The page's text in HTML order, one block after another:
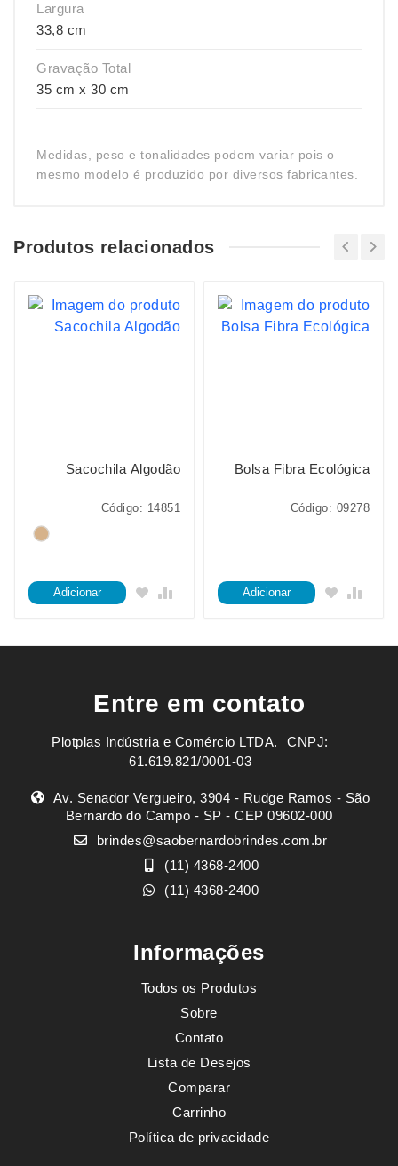
Largura
33,8 cm
Gravação Total
35 cm x 30 cm
Medidas, peso e tonalidades podem variar pois o
mesmo modelo é produzido por diversos fabricantes.
Produtos relacionados
Sacochila Algodão
Código: 14851
Adicionar
Bolsa Fibra Ecológica
Código: 09278
Adicionar
Entre em contato
Plotplas Indústria e Comércio LTDA. ㅤㅤㅤ CNPJ:
61.619.821/0001-03
Av. Senador Vergueiro, 3904 - Rudge Ramos - São
Bernardo do Campo - SP - CEP 09602-000
brindes@saobernardobrindes.com.br
(11) 4368-2400
(11) 4368-2400
Informações
Todos os Produtos
Sobre
Contato
Lista de Desejos
Comparar
Carrinho
Política de privacidade